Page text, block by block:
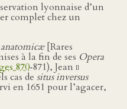
lyonnaise d’un
complet chez un
[Rares
à la fin de ses Opera
870‑871), Jean ii
cas de situs inversus
en 1651 pour l’agacer,